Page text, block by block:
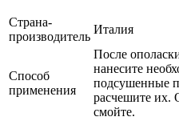
Страна-
производитель
Италия
Способ
применения
После
нанесите
подсушенные
расчешите их.
смойте.